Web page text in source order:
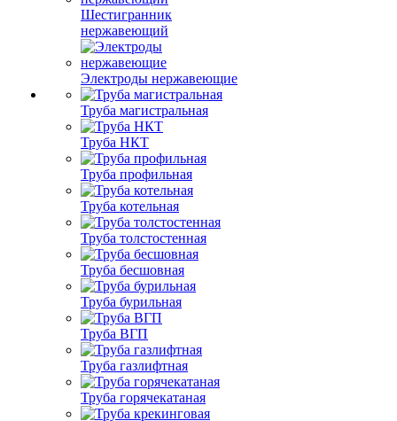
Шестигранник
нержавеющий
Электроды нержавеющие
Труба магистральная
Труба НКТ
Труба профильная
Труба котельная
Труба толстостенная
Труба бесшовная
Труба бурильная
Труба ВГП
Труба газлифтная
Труба горячекатаная